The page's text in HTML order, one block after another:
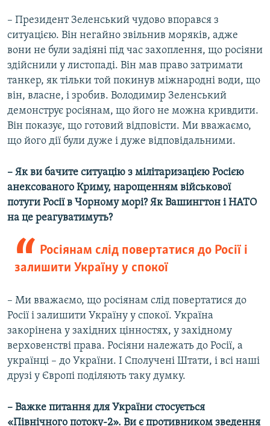
– Президент Зеленський чудово впорався з
ситуацією. Він негайно звільнив моряків, адже
вони не були задіяні під час захоплення, що росіяни
здійснили у листопаді. Він мав право затримати
танкер, як тільки той покинув міжнародні води, що
він, власне, і зробив. Володимир Зеленський
демонструє росіянам, що його не можна кривдити.
Він показує, що готовий відповісти. Ми вважаємо,
що його дії були дуже і дуже відповідальними.
– Як ви бачите ситуацію з мілітаризацією Росією
анексованого Криму, нарощенням військової
потуги Росії в Чорному морі? Як Вашингтон і НАТО
на це реагуватимуть?
Росіянам слід повертатися до Росії і
залишити Україну у спокої
– Ми вважаємо, що росіянам слід повертатися до
Росії і залишити Україну у спокої. Україна
закорінена у західних цінностях, у західному
верховенстві права. Росіяни належать до Росії, а
українці – до України. І Сполучені Штати, і всі наші
друзі у Європі поділяють таку думку.
– Важке питання для України стосується
«Північного потоку-2». Ви є противником зведення